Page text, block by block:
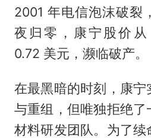
2001 年电信泡沫破裂
夜归零，康宁股价从
0.72 美元，濒临破产。
在最黑暗的时刻，康宁
与重组，但唯独拒绝
材料研发团队。为了